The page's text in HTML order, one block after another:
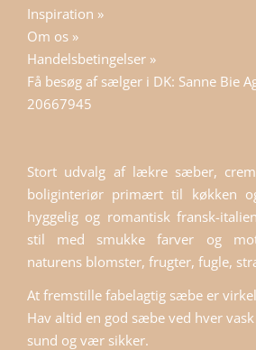
Inspiration »
Om os »
Handelsbetingelser »
Få besøg af sælger i DK: Sanne Bie
20667945
Stort udvalg af lækre sæber,
boliginteriør primært til køkken
hyggelig og romantisk fransk-
stil med smukke farver og
naturens blomster, frugter, fugle,
At fremstille fabelagtig sæbe er
Hav altid en god sæbe ved hver
sund og vær sikker.